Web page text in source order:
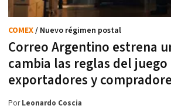
Correo Argentino estrena
cambia las reglas del juego
exportadores y
COMEX/ Nuevo régimen postal
PorLeonardo Coscia